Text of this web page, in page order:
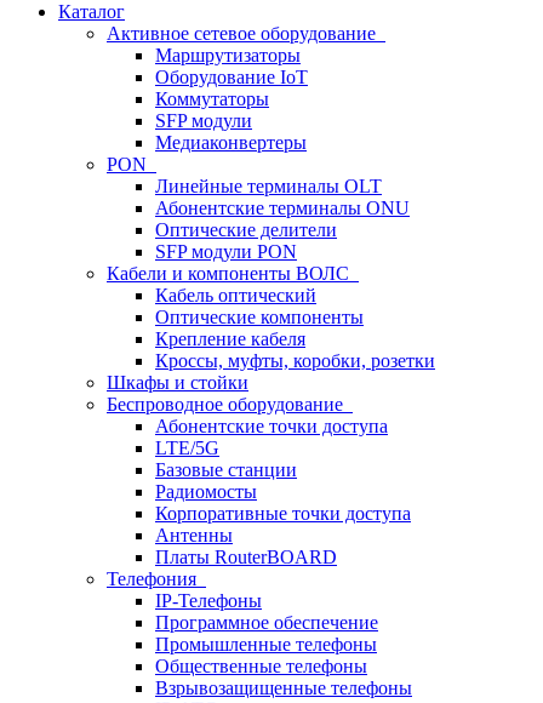
Каталог
Активное сетевое оборудование
Маршрутизаторы
Оборудование IoT
Коммутаторы
SFP модули
Медиаконвертеры
PON
Линейные терминалы OLT
Абонентские терминалы ONU
Оптические делители
SFP модули PON
Кабели и компоненты ВОЛС
Кабель оптический
Оптические компоненты
Крепление кабеля
Кроссы, муфты, коробки, розетки
Шкафы и стойки
Беспроводное оборудование
Абонентские точки доступа
LTE/5G
Базовые станции
Радиомосты
Корпоративные точки доступа
Антенны
Платы RouterBOARD
Телефония
IP-Телефоны
Программное обеспечение
Промышленные телефоны
Общественные телефоны
Взрывозащищенные телефоны